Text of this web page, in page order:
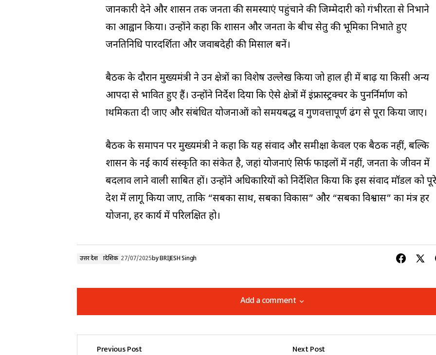
जानकारी देने और शासन तक जनता की समस्याएं पहुंचाने की जिम्मेदारी को गंभीरता से निभाने
का आह्वान किया। उन्होंने कहा कि शासन और जनता के बीच सेतु की भूमिका निभाते हुए
जनप्रतिनिधि पारदर्शिता और जवाबदेही की मिसाल बनें।
बैठक के दौरान मुख्यमंत्री ने उन क्षेत्रों का विशेष उल्लेख किया जो हाल ही में बाढ़ या किसी अन्य
आपदा से प्रभावित हुए हैं। उन्होंने निर्देश दिया कि ऐसे क्षेत्रों में इंफ्रास्ट्रक्चर के पुनर्निर्माण को
प्राथमिकता दी जाए और संबंधित योजनाओं को समयबद्ध व गुणवत्तापूर्ण ढंग से पूरा किया जाए।
बैठक के समापन पर मुख्यमंत्री ने कहा कि यह संवाद और समीक्षा केवल एक बैठक नहीं, बल्कि
शासन के नई कार्य संस्कृति का संकेत है, जहां योजनाएं सिर्फ फाइलों में नहीं, जनता के जीवन में
बदलाव लाने वाली साबित हों। उन्होंने अधिकारियों को निर्देशित किया कि इस संवाद मॉडल को पूरे
प्रदेश में लागू किया जाए, ताकि “सबका साथ, सबका विकास” और “सबका विश्वास” का मंत्र हर
योजना, हर कार्य में परिलक्षित हो।
उत्तर प्रदेश प्रादेशिक 27/07/2025byBRIJESH Singh
Add a comment
Add a comment
Previous Post Next Post